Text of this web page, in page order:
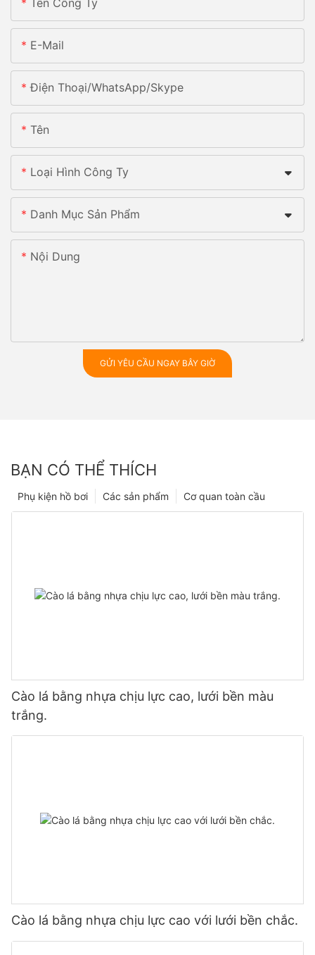
Tên Công Ty
E-Mail
Điện Thoại/whatsApp/skype
Tên
Loại Hình Công Ty
Danh Mục Sản Phẩm
Nội Dung
GỬI YÊU CẦU NGAY BÂY GIỜ
BẠN CÓ THỂ THÍCH
Cơ quan toàn cầu
Các sản phẩm
Phụ kiện hồ bơi
Cào lá bằng nhựa chịu lực cao, lưới bền màu
trắng.
Cào lá bằng nhựa chịu lực cao với lưới bền chắc.